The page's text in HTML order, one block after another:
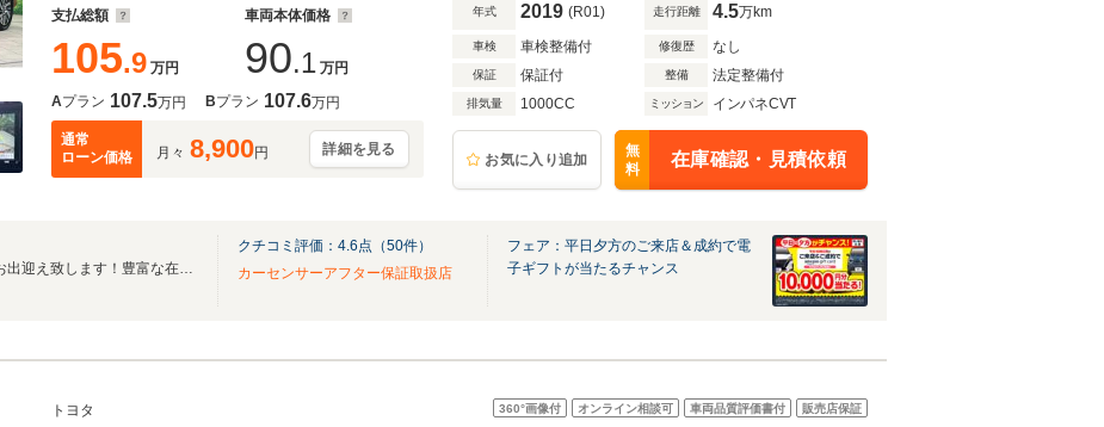
支払総額
105.9 万円
車両本体価格
90.1 万円
Aプラン 107.5万円 Bプラン 107.6万円
通常
ローン価格
月々 8,900円 詳細を見る
年式 2019 (R01) 走行距離 4.5万km
車検 車検整備付 修復歴 なし
保証 保証付 整備 法定整備付
排気量 1000CC ミッション インパネCVT
お気に入り追加
無
料
在庫確認・見積依頼
活気あふれるスタッフがお出迎え致します！豊富な在庫の中からお車選びできます♪
クチコミ評価： 4.6点（50件）
カーセンサーアフター保証取扱店
フェア：平日夕方のご来店＆成約で電
子ギフトが当たるチャンス
360°画像付 オンライン相談可 車両品質評価書付 販売店保証
トヨタ